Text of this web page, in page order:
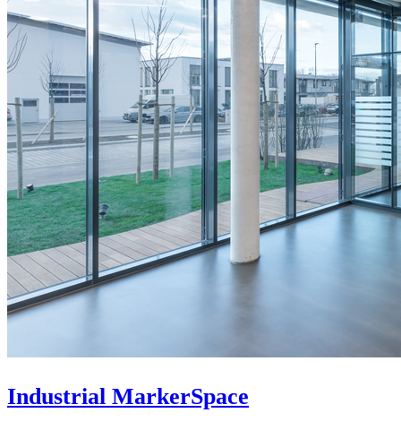
Industrial MarkerSpace